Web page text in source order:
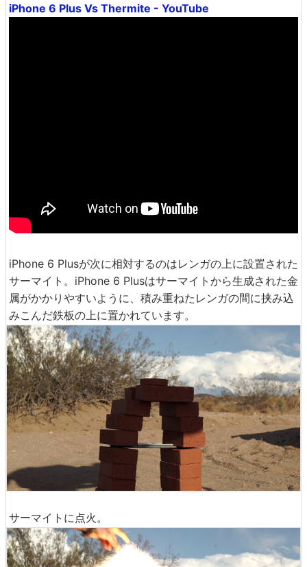
iPhone 6 Plus Vs Thermite - YouTube
iPhone 6 Plusが次に相対するのはレンガの上に設置された
サーマイト。iPhone 6 Plusはサーマイトから生成された金
属がかかりやすいように、積み重ねたレンガの間に挟み込
みこんだ鉄板の上に置かれています。
サーマイトに点火。